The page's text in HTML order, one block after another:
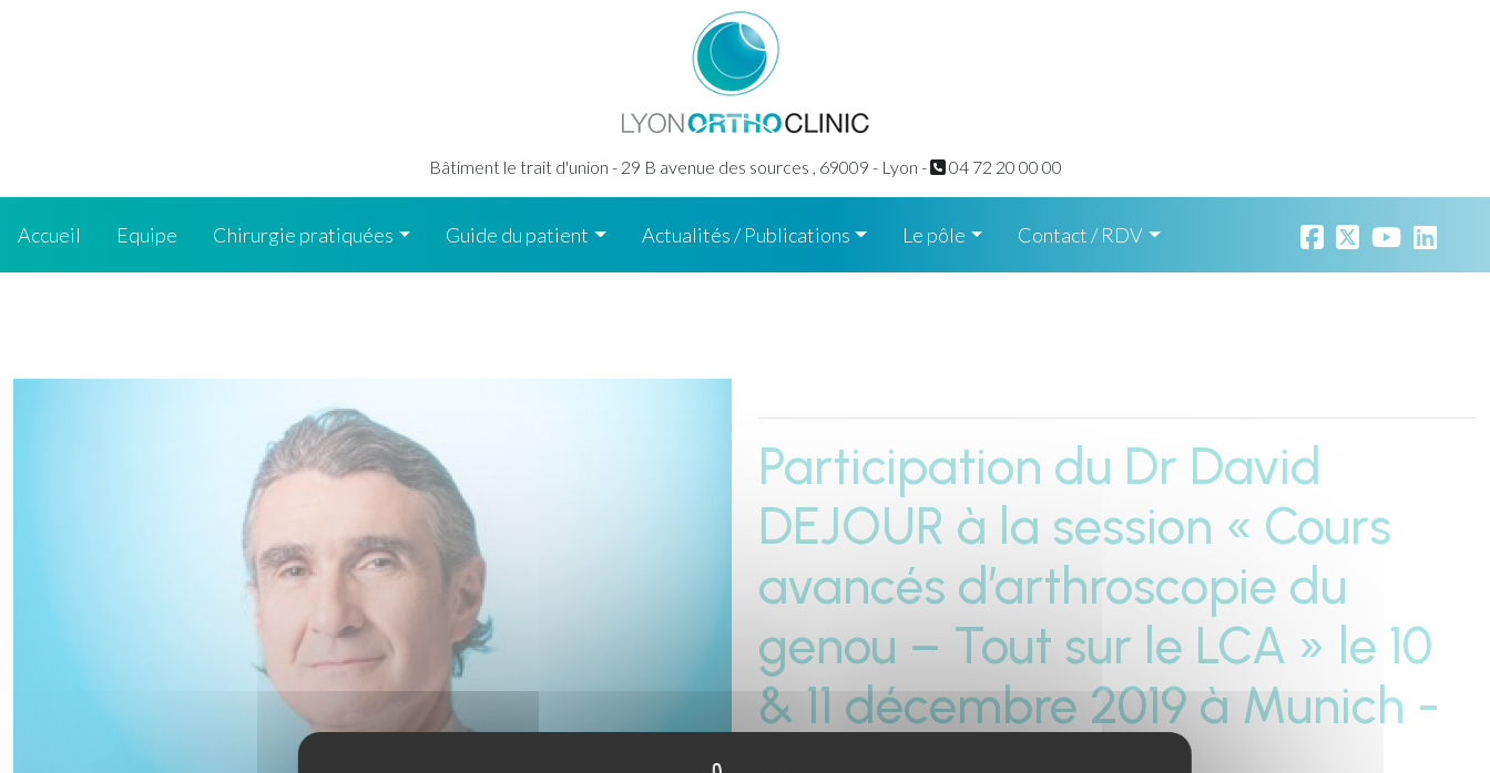
Bâtiment le trait d'union - 29 B avenue des sources , 69009 - Lyon - 04 72 20 00 00
Accueil Equipe Chirurgie pratiquées Guide du patient Actualités / Publications Le pôle Contact / RDV
Participation du Dr David
DEJOUR à la session « Cours
avancés d’arthroscopie du
genou – Tout sur le LCA » le 10
& 11 décembre 2019 à Munich -